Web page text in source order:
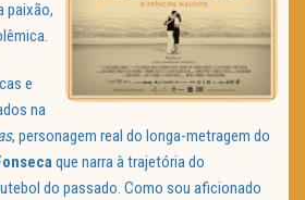
paixão,
e
na
, personagem real do longa-metragem do
que narra à trajetória do
do passado. Como sou aficionado